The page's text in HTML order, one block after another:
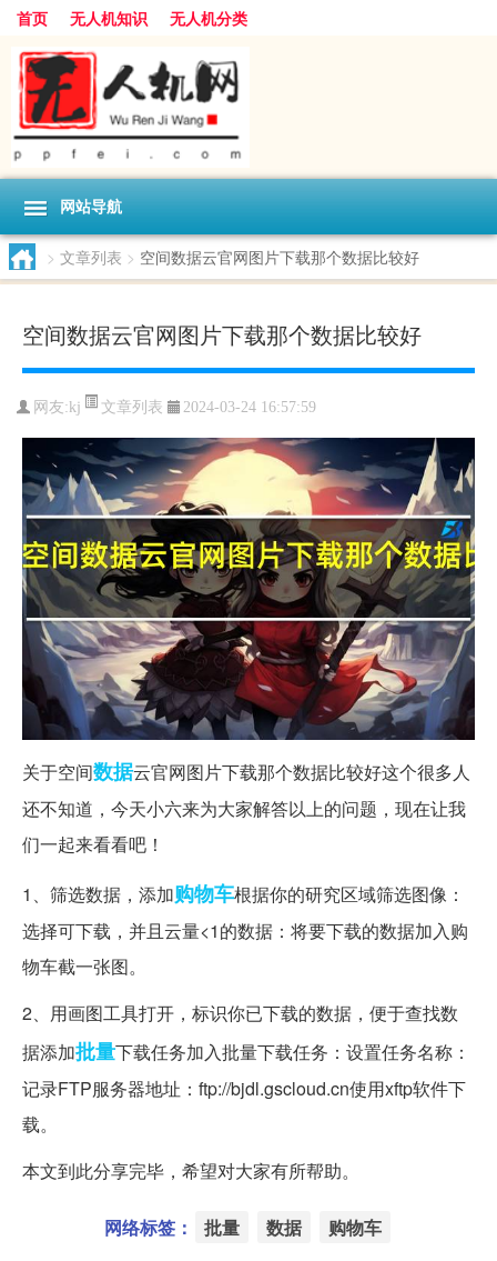
首页 无人机知识 无人机分类
网站导航
> 文章列表 > 空间数据云官网图片下载那个数据比较好
空间数据云官网图片下载那个数据比较好
网友: kj 文章列表 2024-03-24 16:57:59
关于空间数据云官网图片下载那个数据比较好这个很多人
还不知道，今天小六来为大家解答以上的问题，现在让我
们一起来看看吧！
1、筛选数据，添加购物车根据你的研究区域筛选图像：
选择可下载，并且云量<1的数据：将要下载的数据加入购
物车截一张图。
2、用画图工具打开，标识你已下载的数据，便于查找数
据添加批量下载任务加入批量下载任务：设置任务名称：
记录FTP服务器地址：ftp://bjdl.gscloud.cn使用xftp软件下
载。
本文到此分享完毕，希望对大家有所帮助。
网络标签： 批量 数据 购物车